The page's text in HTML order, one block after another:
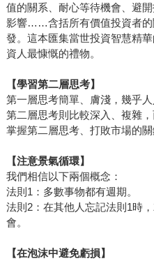
值的關系、耐心等待機會、避
影響……含括所有價值投資者的
發。這本匯集當世投資智慧精
資人最慷慨的禮物。
【學習第二層思考】
第一層思考簡單、膚淺，幾乎人
第二層思考則比較深入、複雜，
掌握第二層思考、打敗市場的關
【注意景氣循環】
我們相信以下兩個概念：
法則1：多數事物都有週期。
法則2：在其他人忘記法則1時
會。
【在泡沫中避免虧損】